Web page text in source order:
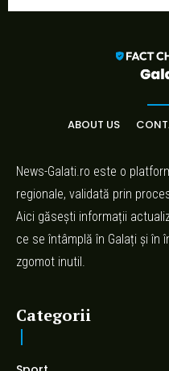
ABOUT US
News-Galati.ro este o
regionale, validată prin
Aici găsești informații
ce se întâmplă în Galați și în
zgomot inutil.
Categorii